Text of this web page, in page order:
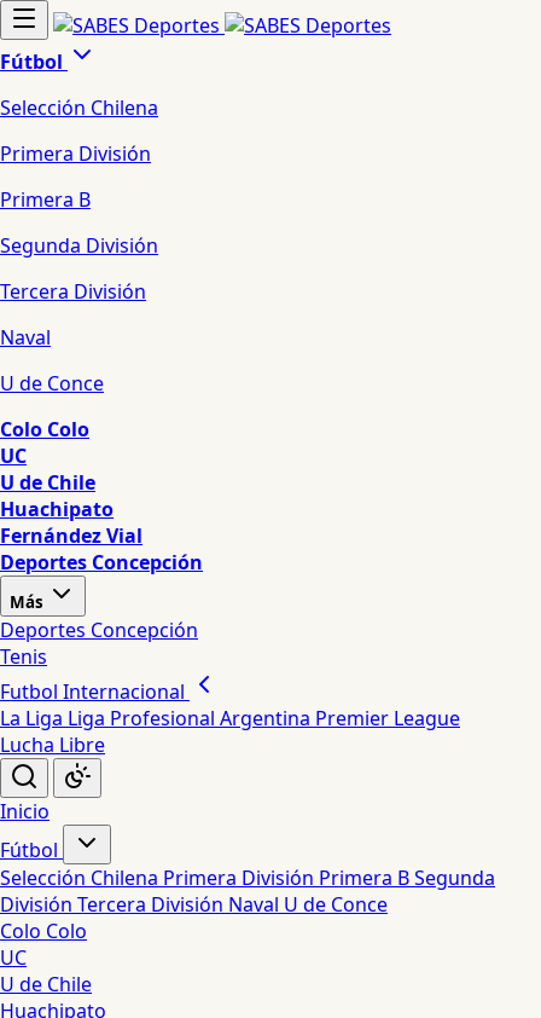
Fútbol
Selección Chilena
Primera División
Primera B
Segunda División
Tercera División
Naval
U de Conce
Colo Colo
UC
U de Chile
Huachipato
Fernández Vial
Deportes Concepción
Más
Deportes Concepción
Tenis
Futbol Internacional
La Liga Liga Profesional Argentina Premier League
Lucha Libre
Inicio
Fútbol
Selección Chilena Primera División Primera BSegunda
División Tercera División Naval U de Conce
Colo Colo
UC
U de Chile
Huachipato